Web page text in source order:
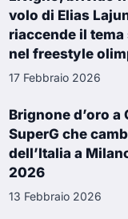
volo di Elias
riaccende il
nel freestyle
17 Febbraio 2026
Brignone d’oro a
SuperG che
dell’Italia a
2026
13 Febbraio 2026